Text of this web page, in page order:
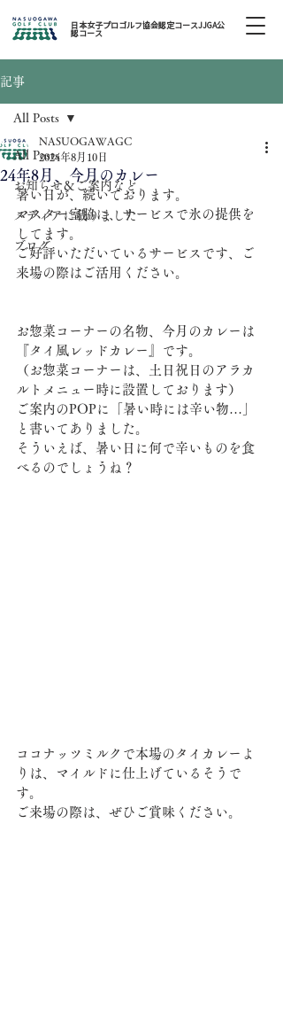
日本女子プロゴルフ協会認定コースJJGA公
認コース
記事
All Posts
お知らせ＆ご案内など
メディアに載りました
ブログ
All Posts
24年8月、今月のカレー
NASUOGAWAGC
2024年8月10日
暑い日が、続いております。
マスター室脇に、サービスで氷の提供を
してます。
ご好評いただいているサービスです、ご
来場の際はご活用ください。
お惣菜コーナーの名物、今月のカレーは
『タイ風レッドカレー』です。
（お惣菜コーナーは、土日祝日のアラカ
ルトメニュー時に設置しております）
ご案内のPOPに「暑い時には辛い物…」
と書いてありました。
そういえば、暑い日に何で辛いものを食
べるのでしょうね？
ココナッツミルクで本場のタイカレーよ
りは、マイルドに仕上げているそうで
す。
ご来場の際は、ぜひご賞味ください。